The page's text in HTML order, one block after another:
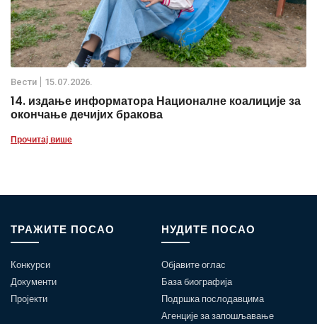
Вести 15.07.2026.
14. издање информатора Националне коалиције за
окончање дечијих бракова
Прочитај више
ТРАЖИТЕ ПОСАО
Конкурси
Документи
Пројекти
НУДИТЕ ПОСАО
Објавите оглас
База биографија
Подршка послодавцима
Агенције за запошљавање